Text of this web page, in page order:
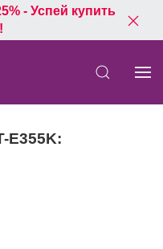
- Успей купить
E355K: